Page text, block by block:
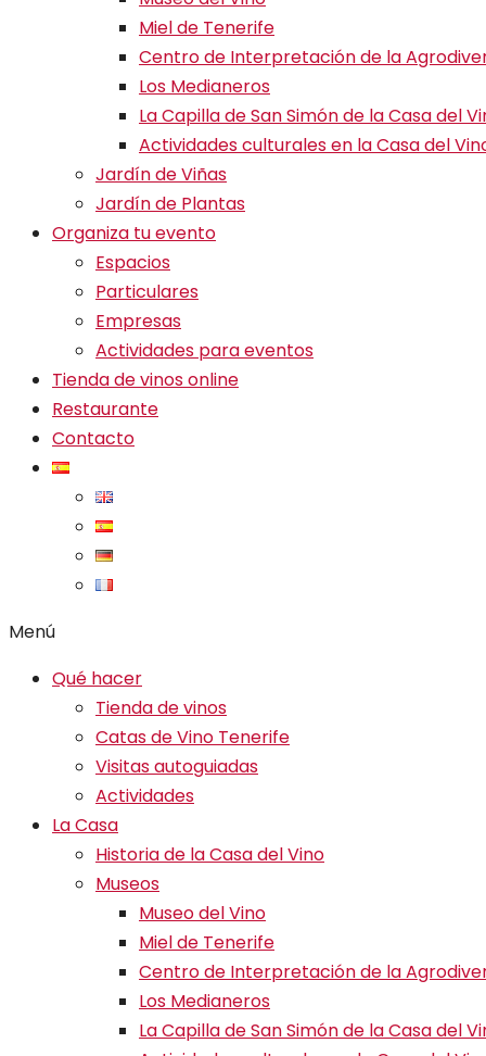
Miel de Tenerife
Centro de Interpretación de la
Los Medianeros
La Capilla de San Simón de la Casa del
Actividades culturales en la Casa del
Jardín de Viñas
Jardín de Plantas
Organiza tu evento
Espacios
Particulares
Empresas
Actividades para eventos
Tienda de vinos online
Restaurante
Contacto
Menú
Qué hacer
Tienda de vinos
Catas de Vino Tenerife
Visitas autoguiadas
Actividades
La Casa
Historia de la Casa del Vino
Museos
Museo del Vino
Miel de Tenerife
Centro de Interpretación de la
Los Medianeros
La Capilla de San Simón de la Casa del